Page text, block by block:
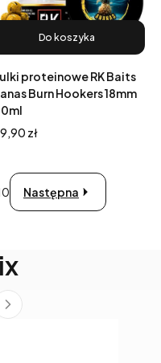
Do koszyka
proteinowe RK Baits
Burn Hookers 18mm
zł
Następna